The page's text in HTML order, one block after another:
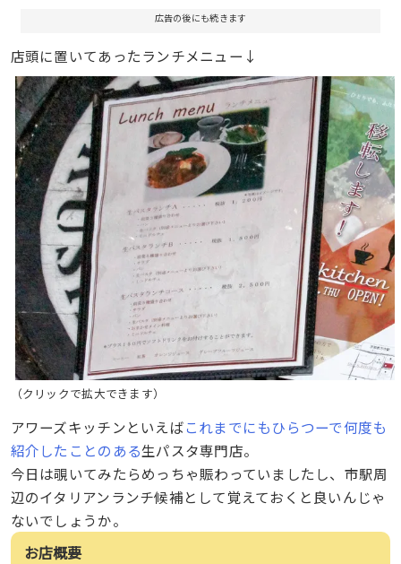
広告の後にも続きます
店頭に置いてあったランチメニュー↓
（クリックで拡大できます）
アワーズキッチンといえばこれまでにもひらつーで何度も
紹介したことのある生パスタ専門店。
今日は覗いてみたらめっちゃ賑わっていましたし、市駅周
辺のイタリアンランチ候補として覚えておくと良いんじゃ
ないでしょうか。
お店概要